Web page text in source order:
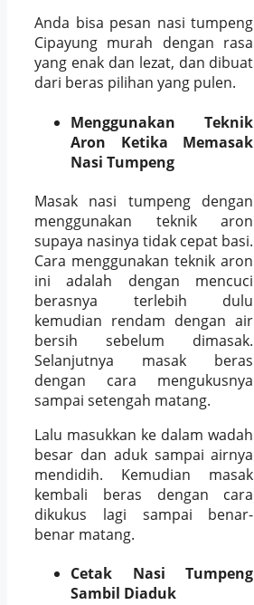
Anda bisa pesan nasi tumpeng
Cipayung murah dengan rasa
yang enak dan lezat, dan dibuat
dari beras pilihan yang pulen.
Menggunakan Teknik
Aron Ketika Memasak
Nasi Tumpeng
Masak nasi tumpeng dengan
menggunakan teknik aron
supaya nasinya tidak cepat basi.
Cara menggunakan teknik aron
ini adalah dengan mencuci
berasnya terlebih dulu
kemudian rendam dengan air
bersih sebelum dimasak.
Selanjutnya masak beras
dengan cara mengukusnya
sampai setengah matang.
Lalu masukkan ke dalam wadah
besar dan aduk sampai airnya
mendidih. Kemudian masak
kembali beras dengan cara
dikukus lagi sampai benar-
benar matang.
Cetak Nasi Tumpeng
Sambil Diaduk